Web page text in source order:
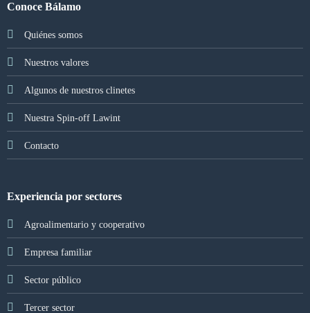
Conoce Bálamo
Quiénes somos
Nuestros valores
Algunos de nuestros clinetes
Nuestra Spin-off Lawint
Contacto
Experiencia por sectores
Agroalimentario y cooperativo
Empresa familiar
Sector público
Tercer sector